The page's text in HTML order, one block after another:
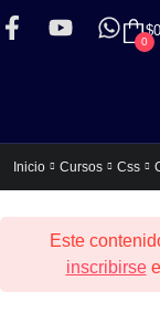
$
0
Inicio Cursos Css
Este
inscribirse